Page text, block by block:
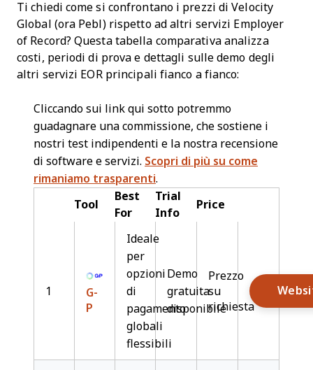
Ti chiedi come si confrontano i prezzi di Velocity
Global (ora Pebl) rispetto ad altri servizi Employer
of Record? Questa tabella comparativa analizza
costi, periodi di prova e dettagli sulle demo degli
altri servizi EOR principali fianco a fianco:
Cliccando sui link qui sotto potremmo
guadagnare una commissione, che sostiene i
nostri test indipendenti e la nostra recensione
di software e servizi. Scopri di più su come
rimaniamo trasparenti.
Tool
Best
For
Trial
Info
Price
1
G-
P
Ideale
per
opzioni
di
pagamento
globali
flessibili
Demo
gratuita
disponibile
Prezzo
su
richiesta